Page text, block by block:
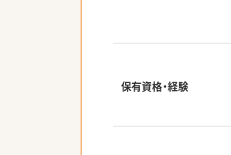
保有資格・経験